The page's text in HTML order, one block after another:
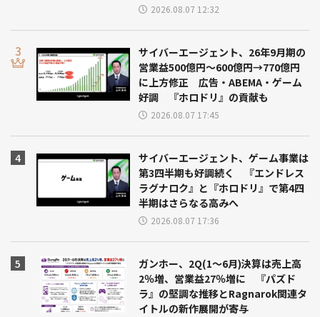
2026.08.07 12:32
サイバーエージェント、26年9月期の
営業益500億円～600億円→770億円
に上方修正 広告・ABEMA・ゲーム
好調 『ホロドリ』の貢献も
2026.08.07 17:45
サイバーエージェント、ゲーム事業は
第3四半期も好調続く 『エンドレス
ラグナロク』と『ホロドリ』で第4四
半期はさらなる高みへ
2026.08.07 17:36
ガンホー、2Q(1～6月)決算は売上高
2％増、営業益27％増に 『パズド
ラ』の堅調な推移とRagnarok関連タ
イトルの新作展開が寄与